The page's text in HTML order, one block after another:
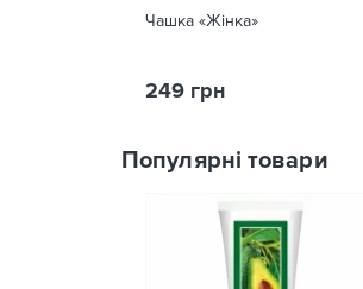
Чашка «Жінка»
249 грн
Популярні товари